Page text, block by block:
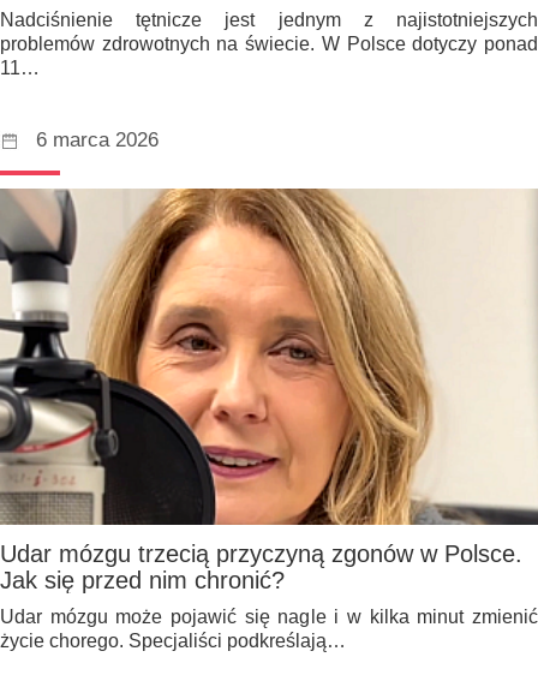
Nadciśnienie tętnicze jest jednym z najistotniejszych
problemów zdrowotnych na świecie. W Polsce dotyczy ponad
11…
6 marca 2026
Udar mózgu trzecią przyczyną zgonów w Polsce.
Jak się przed nim chronić?
Udar mózgu może pojawić się nagle i w kilka minut zmienić
życie chorego. Specjaliści podkreślają…